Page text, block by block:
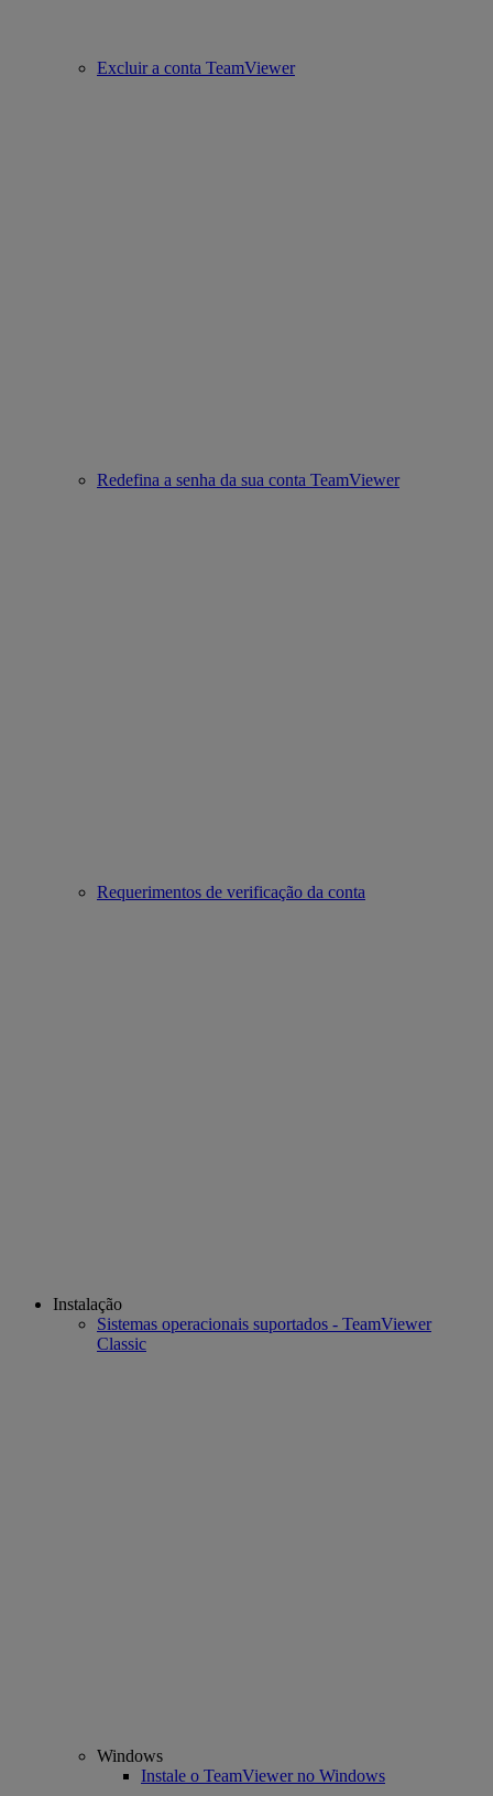
Excluir a conta TeamViewer
Redefina a senha da sua conta TeamViewer
Requerimentos de verificação da conta
Instalação
Sistemas operacionais suportados - TeamViewer
Classic
Windows
Instale o TeamViewer no Windows